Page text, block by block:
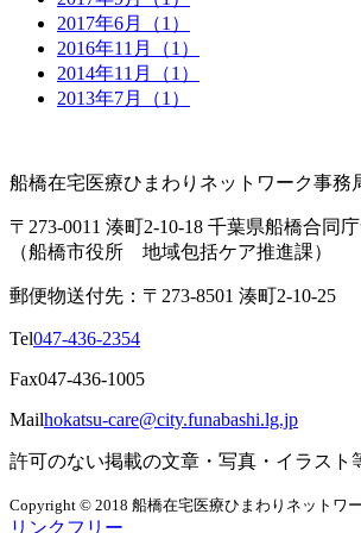
2017年6月（1）
2016年11月（1）
2014年11月（1）
2013年7月（1）
船橋在宅医療ひまわりネットワーク事務
〒273-0011 湊町2-10-18 千葉県船橋合同
（船橋市役所 地域包括ケア推進課）
郵便物送付先：〒273-8501 湊町2-10-25
Tel047-436-2354
Fax047-436-1005
Mailhokatsu-care@city.funabashi.lg.jp
許可のない掲載の文章・写真・イラスト
Copyright © 2018 船橋在宅医療ひまわりネットワー
リンクフリー